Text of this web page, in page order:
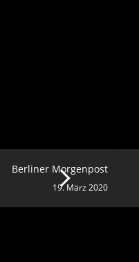
Berliner Morgenpost
19. März 2020